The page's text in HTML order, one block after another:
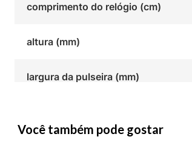
comprimento do relógio (cm)
altura (mm)
largura da pulseira (mm)
Você também pode gostar